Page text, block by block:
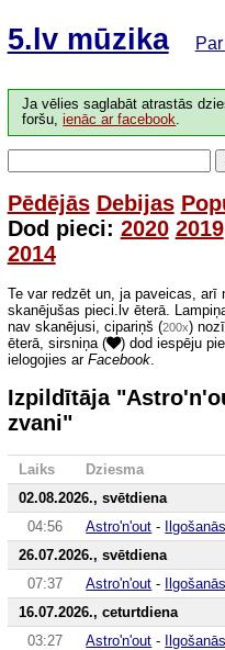
5.lv mūzika
Ja vēlies saglabāt atrastās
foršu,ienāc ar facebook.
Pēdējās Debijas
Dod pieci: 2020 2019
2014
Te var redzēt un, ja paveicas,
skanējušas pieci.lv ēterā.
nav skanējusi, cipariņš (200x)
ēterā, sirsniņa (
) dod iespēju
ielogojies ar Facebook.
Izpildītāja
zvani"
Laiks
Dziesma
02.08.2026., svētdiena
04:56
Astro'n'out -
26.07.2026., svētdiena
07:37
Astro'n'out -
16.07.2026., ceturtdiena
03:27
Astro'n'out -